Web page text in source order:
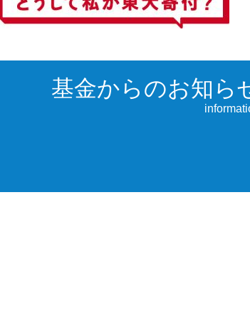
基金からのお知ら